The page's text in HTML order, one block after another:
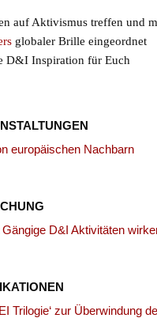
auf Aktivismus treffen und
globaler Brille eingeordnet
D&I Inspiration für Euch
europäischen Nachbarn
D&I Aktivitäten
Trilogie‘ zur Überwindung